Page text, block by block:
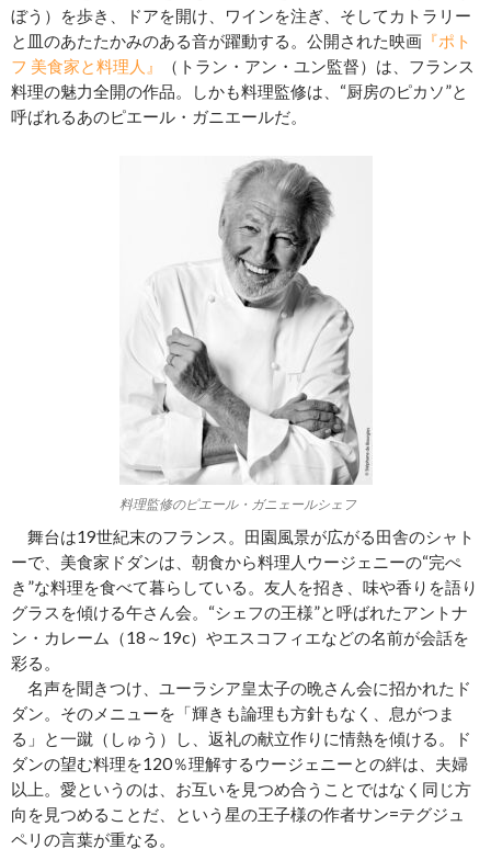
ぼう）を歩き、ドアを開け、ワインを注ぎ、そしてカトラリー
と皿のあたたかみのある音が躍動する。公開された映画 『ポト
フ 美食家と料理人』
（トラン・アン・ユン監督）は、フランス
料理の魅力全開の作品。しかも料理監修は、“厨房のピカソ”と
呼ばれるあのピエール・ガニエールだ。
料理監修のピエール・ガニェールシェフ
舞台は19世紀末のフランス。田園風景が広がる田舎のシャト
ーで、美食家ドダンは、朝食から料理人ウージェニーの“完ぺ
き”な料理を食べて暮らしている。友人を招き、味や香りを語り
グラスを傾ける午さん会。“シェフの王様”と呼ばれたアントナ
ン・カレーム（18～19c）やエスコフィエなどの名前が会話を
彩る。
名声を聞きつけ、ユーラシア皇太子の晩さん会に招かれたド
ダン。そのメニューを「輝きも論理も方針もなく、息がつま
る」と一蹴（しゅう）し、返礼の献立作りに情熱を傾ける。ド
ダンの望む料理を120％理解するウージェニーとの絆は、夫婦
以上。愛というのは、お互いを見つめ合うことではなく同じ方
向を見つめることだ、という星の王子様の作者サン=テグジュ
ペリの言葉が重なる。